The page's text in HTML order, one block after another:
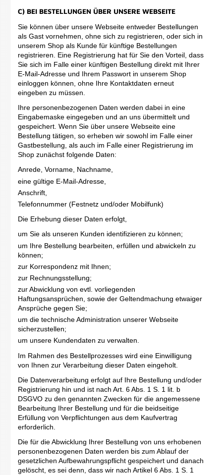
C) BEI BESTELLUNGEN ÜBER UNSERE WEBSEITE
Sie können über unsere Webseite entweder Bestellungen
als Gast vornehmen, ohne sich zu registrieren, oder sich in
unserem Shop als Kunde für künftige Bestellungen
registrieren. Eine Registrierung hat für Sie den Vorteil, dass
Sie sich im Falle einer künftigen Bestellung direkt mit Ihrer
E-Mail-Adresse und Ihrem Passwort in unserem Shop
einloggen können, ohne Ihre Kontaktdaten erneut
eingeben zu müssen.
Ihre personenbezogenen Daten werden dabei in eine
Eingabemaske eingegeben und an uns übermittelt und
gespeichert. Wenn Sie über unsere Webseite eine
Bestellung tätigen, so erheben wir sowohl im Falle einer
Gastbestellung, als auch im Falle einer Registrierung im
Shop zunächst folgende Daten:
Anrede, Vorname, Nachname,
eine gültige E-Mail-Adresse,
Anschrift,
Telefonnummer (Festnetz und/oder Mobilfunk)
Die Erhebung dieser Daten erfolgt,
um Sie als unseren Kunden identifizieren zu können;
um Ihre Bestellung bearbeiten, erfüllen und abwickeln zu
können;
zur Korrespondenz mit Ihnen;
zur Rechnungsstellung;
zur Abwicklung von evtl. vorliegenden
Haftungsansprüchen, sowie der Geltendmachung etwaiger
Ansprüche gegen Sie;
um die technische Administration unserer Webseite
sicherzustellen;
um unsere Kundendaten zu verwalten.
Im Rahmen des Bestellprozesses wird eine Einwilligung
von Ihnen zur Verarbeitung dieser Daten eingeholt.
Die Datenverarbeitung erfolgt auf Ihre Bestellung und/oder
Registrierung hin und ist nach Art. 6 Abs. 1 S. 1 lit. b
DSGVO zu den genannten Zwecken für die angemessene
Bearbeitung Ihrer Bestellung und für die beidseitige
Erfüllung von Verpflichtungen aus dem Kaufvertrag
erforderlich.
Die für die Abwicklung Ihrer Bestellung von uns erhobenen
personenbezogenen Daten werden bis zum Ablauf der
gesetzlichen Aufbewahrungspflicht gespeichert und danach
gelöscht, es sei denn, dass wir nach Artikel 6 Abs. 1 S. 1